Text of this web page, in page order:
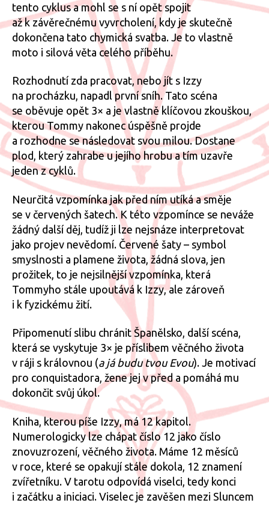
tento cyklus a mohl se s ní opět spojit
až k závěrečnému vyvrcholení, kdy je skutečně
dokončena tato chymická svatba. Je to vlastně
moto i silová věta celého příběhu.
Rozhodnutí zda pracovat, nebo jít s Izzy
na procházku, napadl první sníh. Tato scéna
se oběvuje opět 3× a je vlastně klíčovou zkouškou,
kterou Tommy nakonec úspěšně projde
a rozhodne se následovat svou milou. Dostane
plod, který zahrabe u jejího hrobu a tím uzavře
jeden z cyklů.
Neurčitá vzpomínka jak před ním utíká a směje
se v červených šatech. K této vzpomínce se neváže
žádný další děj, tudíž ji lze nejsnáze interpretovat
jako projev nevědomí. Červené šaty – symbol
smyslnosti a plamene života, žádná slova, jen
prožitek, to je nejsilnější vzpomínka, která
Tommyho stále upoutává k Izzy, ale zároveň
i k fyzickému žití.
Připomenutí slibu chránit Španělsko, další scéna,
která se vyskytuje 3× je příslibem věčného života
v ráji s královnou (a já budu tvou Evou). Je motivací
pro conquistadora, žene jej v před a pomáhá mu
dokončit svůj úkol.
Kniha, kterou píše Izzy, má 12 kapitol.
Numerologicky lze chápat číslo 12 jako číslo
znovuzrození, věčného života. Máme 12 měsíců
v roce, které se opakují stále dokola, 12 znamení
zvířetníku. V tarotu odpovídá viselci, tedy konci
i začátku a iniciaci. Viselec je zavěšen mezi Sluncem